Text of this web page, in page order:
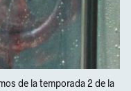
de la temporada 2 de la